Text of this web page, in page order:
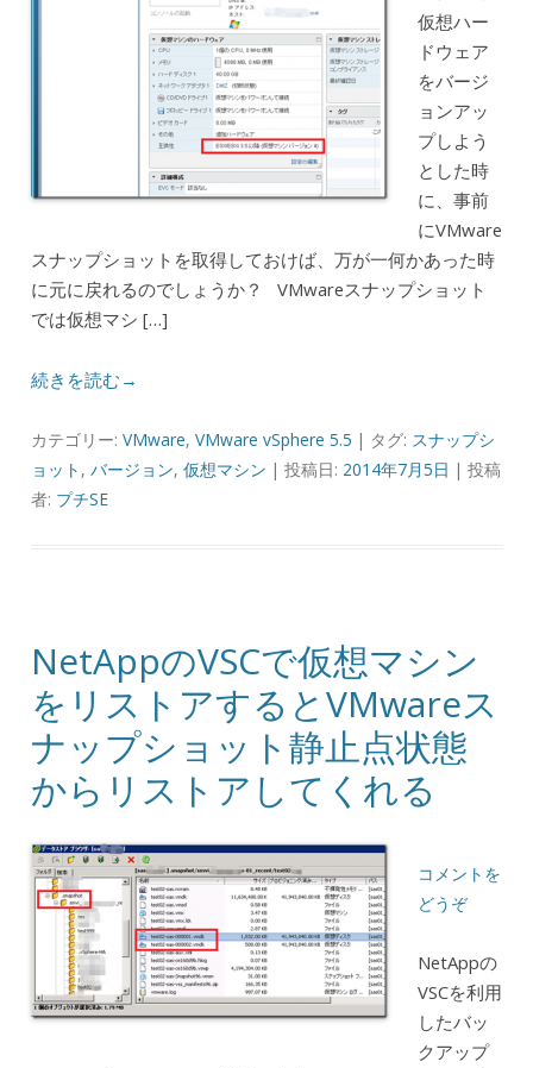
仮想ハー
ドウェア
をバージ
ョンアッ
プしよう
とした時
に、事前
にVMware
スナップショットを取得しておけば、万が一何かあった時
に元に戻れるのでしょうか？ VMwareスナップショット
では仮想マシ […]
続きを読む→
カテゴリー: VMware, VMware vSphere 5.5 | タグ: スナップシ
ョット , バージョン, 仮想マシン | 投稿日: 2014年7月5日 | 投稿
者: プチSE
NetAppのVSCで仮想マシン
をリストアするとVMwareス
ナップショット静止点状態
からリストアしてくれる
コメントを
どうぞ
NetAppの
VSCを利用
したバッ
クアップ